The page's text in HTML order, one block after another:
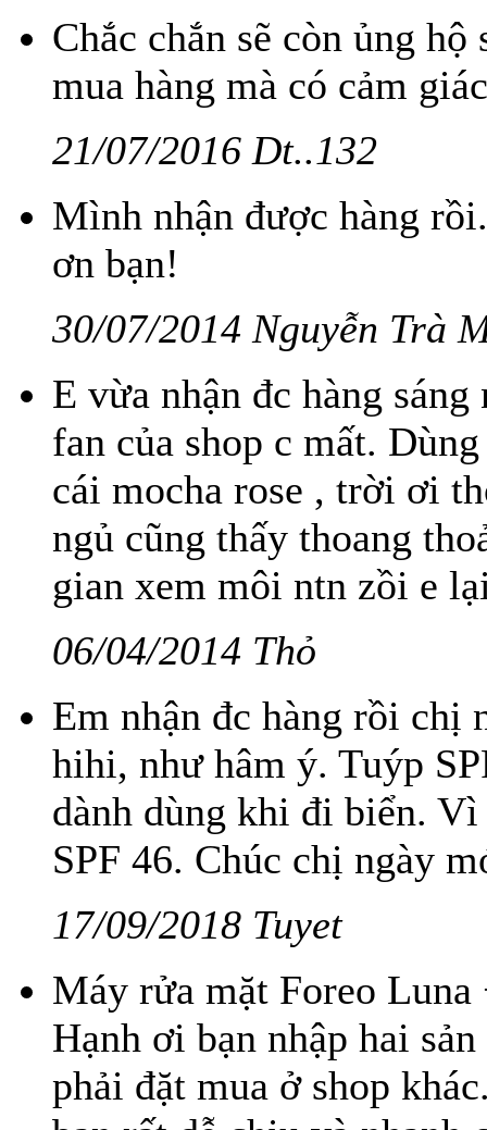
Chắc chắn sẽ còn ủng
mua hàng mà có cảm
21/07/2016 Dt..132
Mình nhận được hàng
ơn bạn!
30/07/2014 Nguyễn Trà
E vừa nhận đc hàng
fan của shop c mất.
cái mocha rose , trời ơi
ngủ cũng thấy thoang
gian xem môi ntn zồi e
06/04/2014 Thỏ
Em nhận đc hàng rồi chị
hihi, như hâm ý. Tuýp
dành dùng khi đi biển.
SPF 46. Chúc chị ngày
17/09/2018 Tuyet
Máy rửa mặt Foreo
Hạnh ơi bạn nhập hai
phải đặt mua ở shop